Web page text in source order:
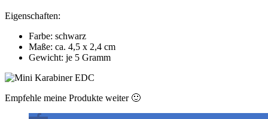
Eigenschaften:
Farbe: schwarz
Maße: ca. 4,5 x 2,4 cm
Gewicht: je 5 Gramm
Empfehle meine Produkte weiter 🙂